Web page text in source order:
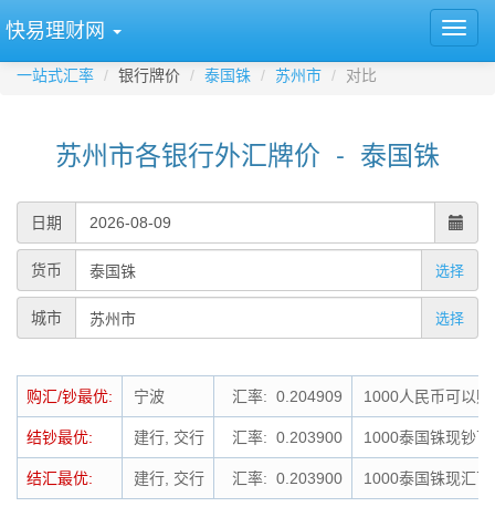
快易理财网
一站式汇率 银行牌价 泰国铢 苏州市 对比
苏州市各银行外汇牌价 - 泰国铢
日期
货币 选择
城市 选择
购汇/钞最优: 宁波 汇率: 0.204909 1000人民币可以
结钞最优: 建行, 交行 汇率: 0.203900 1000泰国铢现钞
结汇最优: 建行, 交行 汇率: 0.203900 1000泰国铢现汇